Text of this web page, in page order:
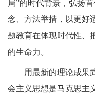
局”的时代背景，弘扬
念、方法举措，以更好
题教育在体现时代性、
的生命力。
用最新的理论成果
会主义思想是马克思主